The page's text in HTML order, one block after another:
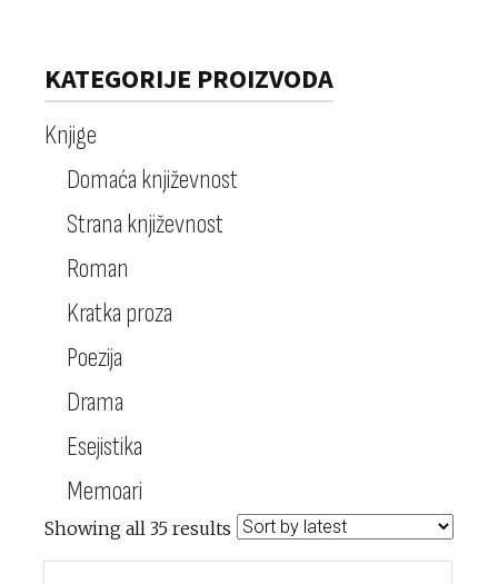
KATEGORIJE PROIZVODA
Knjige
Domaća književnost
Strana književnost
Roman
Kratka proza
Poezija
Drama
Esejistika
Memoari
Showing all 35 results